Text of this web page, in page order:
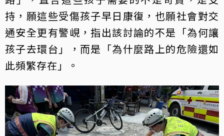
持，願這些受傷孩子早日康復，也願社會對交
通安全更有警峴，指出該討論的不是「為何讓
孩子去環台」，而是「為什麼路上的危險還如
此頻繁存在」。